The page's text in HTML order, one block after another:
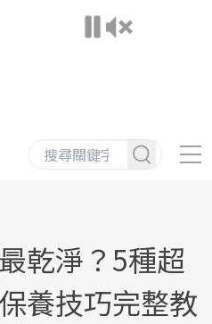
乾淨？5種超
養技巧完整教